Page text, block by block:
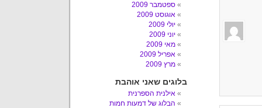
ספטמבר 2009
אוגוסט 2009
יולי 2009
יוני 2009
מאי 2009
אפריל 2009
מרץ 2009
בלוגים שאני אוהבת
אילנית הספרנית
הבלוג של דמעות חמות